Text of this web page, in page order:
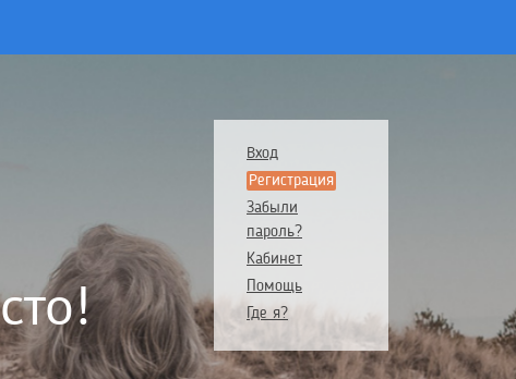
Вход
Регистрация
Забыли
пароль?
Кабинет
Помощь
Где я?